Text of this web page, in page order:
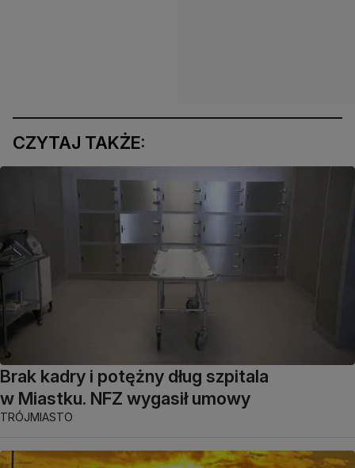
CZYTAJ TAKŻE:
Brak kadry i potężny dług szpitala
w Miastku. NFZ wygasił umowy
TRÓJMIASTO